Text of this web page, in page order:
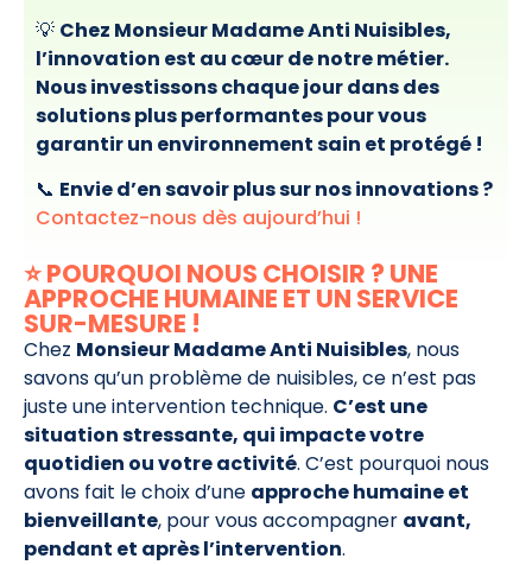
💡 Chez Monsieur Madame Anti Nuisibles,
l’innovation est au cœur de notre métier.
Nous investissons chaque jour dans des
solutions plus performantes pour vous
garantir un environnement sain et protégé !
📞 Envie d’en savoir plus sur nos innovations ?
Contactez-nous dès aujourd’hui !
⭐ POURQUOI NOUS CHOISIR ? UNE
APPROCHE HUMAINE ET UN SERVICE
SUR-MESURE !
Chez Monsieur Madame Anti Nuisibles, nous
savons qu’un problème de nuisibles, ce n’est pas
juste une intervention technique. C’est une
situation stressante, qui impacte votre
quotidien ou votre activité. C’est pourquoi nous
avons fait le choix d’une approche humaine et
bienveillante, pour vous accompagner avant,
pendant et après l’intervention.